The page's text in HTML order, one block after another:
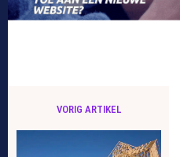
VORIG ARTIKEL